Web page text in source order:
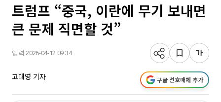
트럼프 “중국, 이란에 무기 보내면
큰 문제 직면할 것”
입력 2026-04-12 09:34
고대영 기자 구글 선호매체 추가